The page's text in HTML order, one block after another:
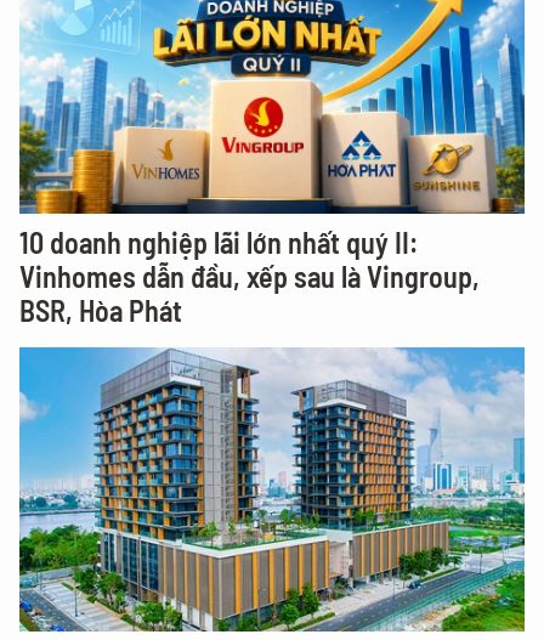
10 doanh nghiệp lãi lớn nhất quý II:
Vinhomes dẫn đầu, xếp sau là Vingroup,
BSR, Hòa Phát